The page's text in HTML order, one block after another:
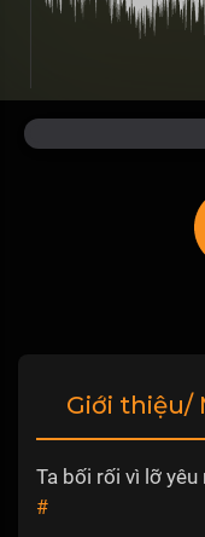
Giới thiệu/
Ta bối rối vì lỡ yêu
#